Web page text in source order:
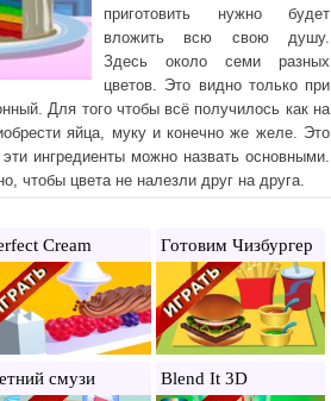
приготовить нужно будет
вложить всю свою душу.
Здесь около семи разных
цветов. Это видно только при
Для того чтобы всё получилось как на
яйца, муку и конечно же желе. Это
ингредиенты можно назвать основными.
чтобы цвета не налезли друг на друга.
Cream Готовим Чизбургер
смузи Blend It 3D